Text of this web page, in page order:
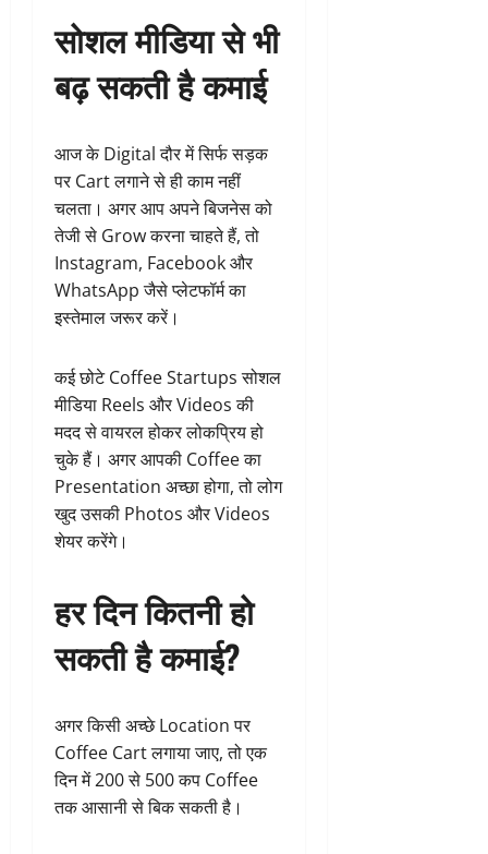
सोशल मीडिया से भी
बढ़ सकती है कमाई
आज के Digital दौर में सिर्फ सड़क
पर Cart लगाने से ही काम नहीं
चलता। अगर आप अपने बिजनेस को
तेजी से Grow करना चाहते हैं, तो
Instagram, Facebook और
WhatsApp जैसे प्लेटफॉर्म का
इस्तेमाल जरूर करें।
कई छोटे Coffee Startups सोशल
मीडिया Reels और Videos की
मदद से वायरल होकर लोकप्रिय हो
चुके हैं। अगर आपकी Coffee का
Presentation अच्छा होगा, तो लोग
खुद उसकी Photos और Videos
शेयर करेंगे।
हर दिन कितनी हो
सकती है कमाई?
अगर किसी अच्छे Location पर
Coffee Cart लगाया जाए, तो एक
दिन में 200 से 500 कप Coffee
तक आसानी से बिक सकती है।